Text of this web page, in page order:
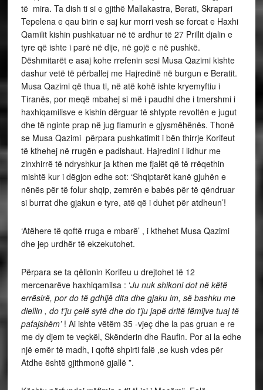
të mira. Ta dish ti si e gjithë Mallakastra, Berati, Skrapari
Tepelena e qau birin e saj kur morri vesh se forcat e Haxhi
Qamilit kishin pushkatuar në të ardhur të 27 Prillit djalin e
tyre që ishte i parë në dije, në gojë e në pushkë.
Dëshmitarët e asaj kohe rrefenin sesi Musa Qazimi kishte
dashur vetë të përballej me Hajredinë në burgun e Beratit.
Musa Qazimi që thua ti, në atë kohë ishte kryemyftiu i
Tiranës, por meqë mbahej si më i paudhi dhe i tmershmi i
haxhiqamilisve e kishin dërguar të shtypte revoltën e jugut
dhe të nginte prap në jug flamurin e gjysmëhënës. Thonë
se Musa Qazimi përpara pushkatimit i bën thirrje Korifeut
të kthehej në rrugën e padishaut. Hajredini i lidhur me
zinxhirrë të ndryshkur ja kthen me fjalët që të rrëqethin
mishtë kur i dëgjon edhe sot: ‘Shqiptarët kanë gjuhën e
nënës për të folur shqip, zemrën e babës për të qëndruar
si burrat dhe gjakun e tyre, atë që i duhet për atdheun’!
‘Atëhere të qoftë rruga e mbarë’ , i kthehet Musa Qazimi
dhe jep urdhër të ekzekutohet.
Përpara se ta qëllonin Korifeu u drejtohet të 12
mercenarëve haxhiqamilsa : ‘Ju nuk shikoni dot në këtë
errësirë, por do të gdhijë dita dhe gjaku im, së bashku me
diellin , do t’ju çelë sytë dhe do t’ju japë dritë fëmijve tuaj të
pafajshëm’! Ai ishte vëtëm 35 -vjeç dhe la pas gruan e re
me dy djem te veçkël, Skënderin dhe Raufin. Por ai la edhe
një emër të madh, i qoftë shpirti falë ,se kush vdes për
Atdhe është gjithmonë gjallë ”.